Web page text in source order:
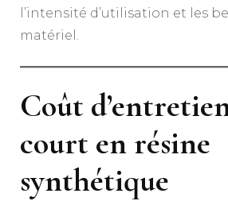
l’intensité d’utilisation et les
matériel.
Coût
court en résine
synthétique